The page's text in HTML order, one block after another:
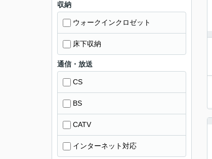
収納
ウォークインクロゼット
床下収納
通信・放送
CS
BS
CATV
インターネット対応